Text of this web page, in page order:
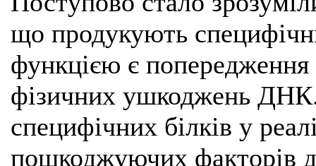
що продукують
функцією є попередження
фізичних ушкоджень
специфічних білків у
пошкоджуючих факторів